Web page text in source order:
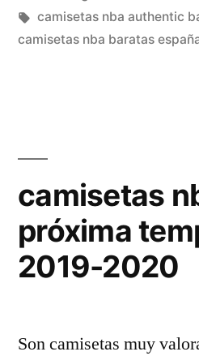
en
Etiquetas:
camisetas nba authentic
camisetas nba baratas
camisetas
próxima
2019-2020
Son camisetas muy